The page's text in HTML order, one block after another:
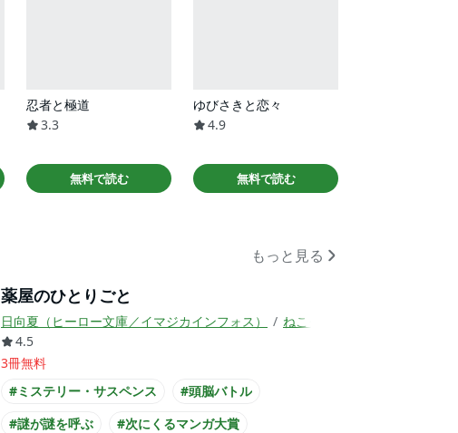
忍者と極道
3.3
無料で読む
ゆびさきと恋々
4.9
無料で読む
もっと見る
薬屋のひとりごと
日向夏（ヒーロー文庫／イマジカインフォス） ねこクラゲ
4.5
3冊無料
#ミステリー・サスペンス
#頭脳バトル
#謎が謎を呼ぶ
#次にくるマンガ大賞